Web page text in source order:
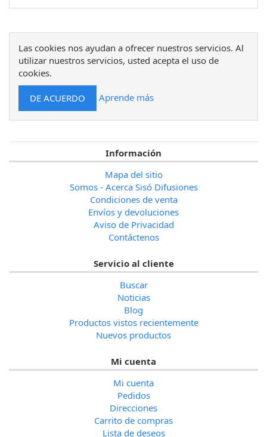
Las cookies nos ayudan a ofrecer nuestros servicios. Al
utilizar nuestros servicios, usted acepta el uso de
cookies.
Aprende más
Información
Mapa del sitio
Somos - Acerca Sisó Difusiones
Condiciones de venta
Envíos y devoluciones
Aviso de Privacidad
Contáctenos
Servicio al cliente
Buscar
Noticias
Blog
Productos vistos recientemente
Nuevos productos
Mi cuenta
Mi cuenta
Pedidos
Direcciones
Carrito de compras
Lista de deseos